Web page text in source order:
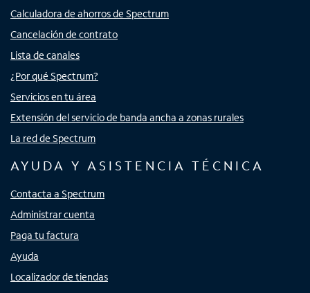
Calculadora de ahorros de Spectrum
Cancelación de contrato
Lista de canales
¿Por qué Spectrum?
Servicios en tu área
Extensión del servicio de banda ancha a zonas rurales
La red de Spectrum
AYUDA Y ASISTENCIA TÉCNICA
Contacta a Spectrum
Administrar cuenta
Paga tu factura
Ayuda
Localizador de tiendas